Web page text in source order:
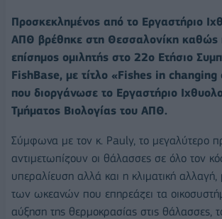
Προσκεκλημένος από το Εργαστήριο
ΑΠΘ βρέθηκε στη Θεσσαλονίκη καθώς
επίσημος ομιλητής στο 22ο Ετήσιο
FishBase, με τίτλο «Fishes in
που διοργάνωσε το Εργαστήριο
Τμήματος Βιολογίας του ΑΠΘ.
Σύμφωνα με τον κ. Pauly, το μεγαλύτερο
αντιμετωπίζουν οι θάλασσες σε όλο τον
υπεραλίευση αλλά και η κλιματική
των ωκεανών που επηρεάζει τα
αύξηση της θερμοκρασίας στις θάλασσες,